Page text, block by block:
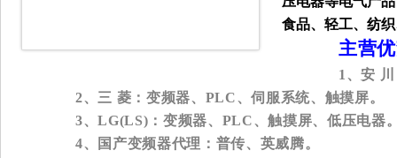
食品、轻工、纺
主营
1 、安
2、三 菱：变频器、 PLC、伺服系统、触摸屏。
3、LG(LS) ：变频器、 PLC、触摸屏、低压电器
4、国产变频器代理：普传、英威腾。